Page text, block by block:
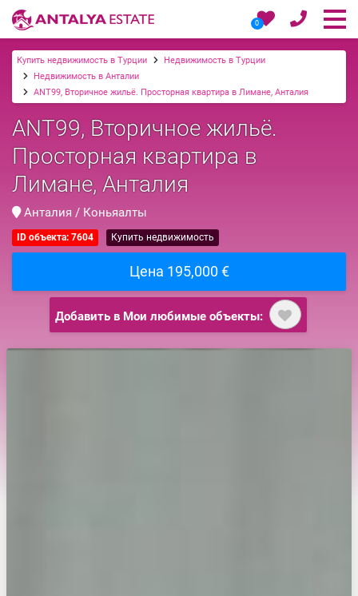
0
Купить недвижимость в Турции
Недвижимость в Турции
Недвижимость в Анталии
ANT99, Вторичное жильё. Просторная квартира в Лимане, Анталия
ANT99, Вторичное жильё.
Просторная квартира в
Лимане, Анталия
Анталия / Коньяалты
ID объекта: 7604 Купить недвижимость
Цена 195,000 €
Добавить в Мои любимые объекты: